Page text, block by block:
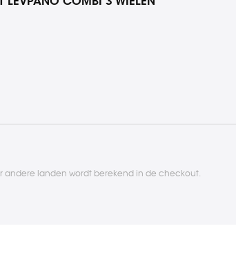
andere landen wordt berekend in de checkout.